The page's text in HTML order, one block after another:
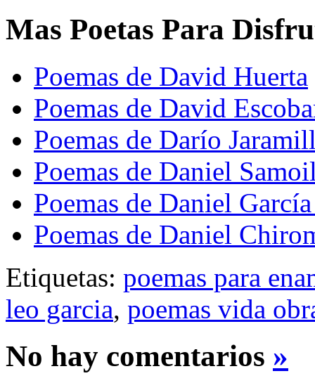
Mas Poetas Para
Poemas de David Huerta
Poemas de David
Poemas de Darío
Poemas de Daniel
Poemas de Daniel
Poemas de Daniel
Etiquetas: poemas para
leo garcia, poemas vida
No hay comentarios »